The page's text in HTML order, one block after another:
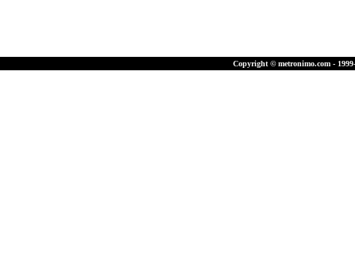
Copyright © metronimo.com -